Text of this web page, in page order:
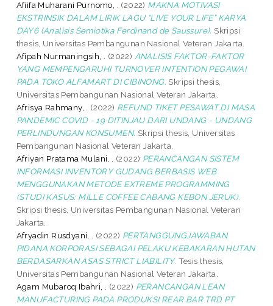
Afiifa Muharani Purnomo, .
(2022) MAKNA MOTIVASI
EKSTRINSIK DALAM LIRIK LAGU "LIVE YOUR LIFE” KARYA
DAY6 (Analisis Semiotika Ferdinand de Saussure). Skripsi
thesis, Universitas Pembangunan Nasional Veteran Jakarta.
Afipah Nurmaningsih, .
(2022) ANALISIS FAKTOR-FAKTOR
YANG MEMPENGARUHI TURNOVER INTENTION PEGAWAI
PADA TOKO ALFAMART DI CIBINONG. Skripsi thesis,
Universitas Pembangunan Nasional Veteran Jakarta.
Afrisya Rahmany, .
(2022) REFUND TIKET PESAWAT DI MASA
PANDEMIC COVID - 19 DITINJAU DARI UNDANG - UNDANG
PERLINDUNGAN KONSUMEN. Skripsi thesis, Universitas
Pembangunan Nasional Veteran Jakarta.
Afriyan Pratama Mulani, .
(2022) PERANCANGAN SISTEM
INFORMASI INVENTORY GUDANG BERBASIS WEB
MENGGUNAKAN METODE EXTREME PROGRAMMING
(STUDI KASUS: MILLE COFFEE CABANG KEBON JERUK).
Skripsi thesis, Universitas Pembangunan Nasional Veteran
Jakarta.
Afryadin Rusdyani, .
(2022) PERTANGGUNGJAWABAN
PIDANA KORPORASI SEBAGAI PELAKU KEBAKARAN HUTAN
BERDASARKAN ASAS STRICT LIABILITY. Tesis thesis,
Universitas Pembangunan Nasional Veteran Jakarta.
Agam Mubaroq Ibahri, .
(2022) PERANCANGAN LEAN
MANUFACTURING PADA PRODUKSI REAR BAR TRD PT